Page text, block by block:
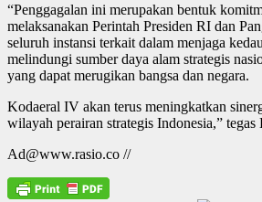
“Penggagalan ini merupakan bentuk
melaksanakan Perintah Presiden RI dan
seluruh instansi terkait dalam menjaga
melindungi sumber daya alam strategis
yang dapat merugikan bangsa dan negara.
Kodaeral IV akan terus meningkatkan
wilayah perairan strategis Indonesia,”
Ad@www.rasio.co //